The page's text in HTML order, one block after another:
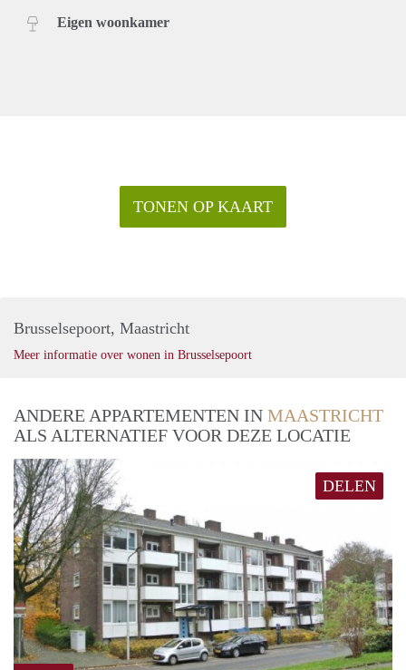
Eigen woonkamer
TONEN OP KAART
Brusselsepoort, Maastricht
Meer informatie over wonen in Brusselsepoort
ANDERE APPARTEMENTEN IN MAASTRICHT
ALS ALTERNATIEF VOOR DEZE LOCATIE
DELEN